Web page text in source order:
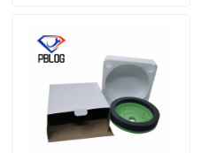
Producten
Over ons